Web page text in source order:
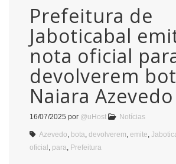
Prefeitura de
Jaboticabal
nota oficial
devolverem
Naiara Azevedo
16/07/2025 por @uHost Notícias
Azevedo bota devolverem emite
oficial para Prefeitura